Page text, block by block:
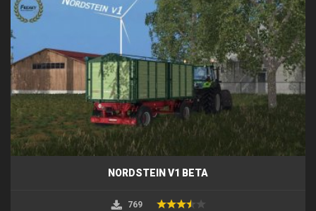
NORDSTEIN V1 BETA
769